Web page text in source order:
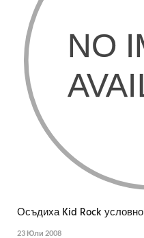
Осъдиха Kid Rock условно
23 Юли 2008